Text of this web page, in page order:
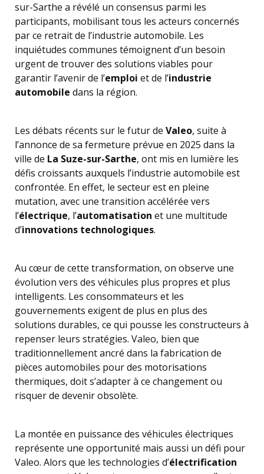
sur-Sarthe a révélé un consensus parmi les
participants, mobilisant tous les acteurs concernés
par ce retrait de l’industrie automobile. Les
inquiétudes communes témoignent d’un besoin
urgent de trouver des solutions viables pour
garantir l’avenir de l’emploi et de l’industrie
automobile dans la région.
Les débats récents sur le futur de Valeo, suite à
l’annonce de sa fermeture prévue en 2025 dans la
ville de La Suze-sur-Sarthe, ont mis en lumière les
défis croissants auxquels l’industrie automobile est
confrontée. En effet, le secteur est en pleine
mutation, avec une transition accélérée vers
l’électrique, l’automatisation et une multitude
d’innovations technologiques.
Au cœur de cette transformation, on observe une
évolution vers des véhicules plus propres et plus
intelligents. Les consommateurs et les
gouvernements exigent de plus en plus des
solutions durables, ce qui pousse les constructeurs à
repenser leurs stratégies. Valeo, bien que
traditionnellement ancré dans la fabrication de
pièces automobiles pour des motorisations
thermiques, doit s’adapter à ce changement ou
risquer de devenir obsolète.
La montée en puissance des véhicules électriques
représente une opportunité mais aussi un défi pour
Valeo. Alors que les technologies d’électrification